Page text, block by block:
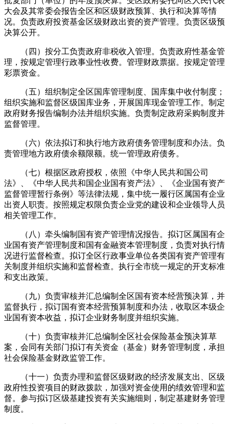
大会及其常委会报告全区和区级财政预算、执行和决算等情
况。负责政府投资基金区级财政出资的资产管理。负责区级预
决算公开。
（四）按分工负责政府非税收入管理。负责政府性基金管
理，按规定管理行政事业性收费。管理财政票据。按规定管理
彩票资金。
（五）组织制定全区国库管理制度、国库集中收付制度；
组织实施和监督区级国库业务，开展国库现金管理工作。制定
政府财务报告编制办法并组织实施。负责制定政府采购制度并
监督管理。
（六）依法拟订和执行地方政府债务管理制度和办法。负
责管理地方政府债余额限额。统一管理政府债务。
（七）根据区政府授权，依照《中华人民共和国公司
法》、《中华人民共和国企业国有资产法》、《企业国有资产
监督管理暂行条例》等法律法规，集中统一履行区属国有企业
出资人职责。按照规定权限负责企业党的建设和企业领导人员
相关管理工作。
（八）牵头编制国有资产管理情况报告。拟订区属国有企
业国有资产管理制度和国有金融资本管理制度，负责对执行情
况进行监督检查。拟订全区行政事业单位各类国有资产管理有
关制度并组织实施和监督检查。执行全市统一规定的开支标准
和支出政策。
（九）负责审核并汇总编制全区国有资本经营预决算，并
监督执行，拟订国有资本经营预算制度和办法，收取区本级企
业国有资本收益，拟订企业财务制度并组织实施。
（十）负责审核并汇总编制全区社会保险基金预决算草
案，会同有关部门拟订有关资金（基金）财务管理制度，承担
社会保险基金财政监管工作。
（十一）负责办理和监督区级财政的经济发展支出、区级
政府性投资项目的财政拨款，加强对资金使用的绩效管理和监
督。参与拟订区级基建投资有关实施细则，制定基建财务管理
制度。